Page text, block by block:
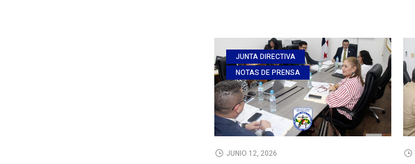
JUNTA DIRECTIVA
NOTAS DE PRENSA
JUNIO 12, 2026